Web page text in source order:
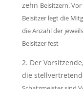
zehn Beisitzern.
Beisitzer legt die
die Anzahl der
Beisitzer fest
Der
die